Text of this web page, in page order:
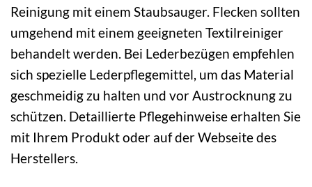
Reinigung mit einem Staubsauger. Flecken sollten
umgehend mit einem geeigneten Textilreiniger
behandelt werden. Bei Lederbezügen empfehlen
sich spezielle Lederpflegemittel, um das Material
geschmeidig zu halten und vor Austrocknung zu
schützen. Detaillierte Pflegehinweise erhalten Sie
mit Ihrem Produkt oder auf der Webseite des
Herstellers.